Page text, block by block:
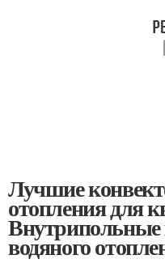
Лучшие
отопления для
водяного